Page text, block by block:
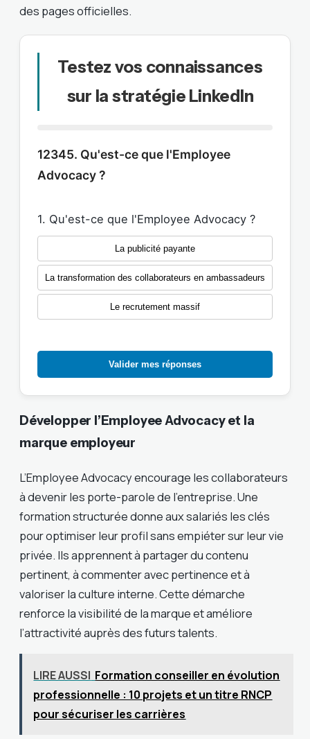
des pages officielles.
Testez vos connaissances
sur la stratégie LinkedIn
12345. Qu'est-ce que l'Employee
Advocacy ?
1. Qu'est-ce que l'Employee Advocacy ?
La publicité payante
La transformation des collaborateurs en ambassadeurs
Le recrutement massif
Valider mes réponses
Développer l’Employee Advocacy et la
marque employeur
L’Employee Advocacy encourage les collaborateurs
à devenir les porte-parole de l’entreprise. Une
formation structurée donne aux salariés les clés
pour optimiser leur profil sans empiéter sur leur vie
privée. Ils apprennent à partager du contenu
pertinent, à commenter avec pertinence et à
valoriser la culture interne. Cette démarche
renforce la visibilité de la marque et améliore
l’attractivité auprès des futurs talents.
LIRE AUSSI Formation conseiller en évolution
professionnelle : 10 projets et un titre RNCP
pour sécuriser les carrières